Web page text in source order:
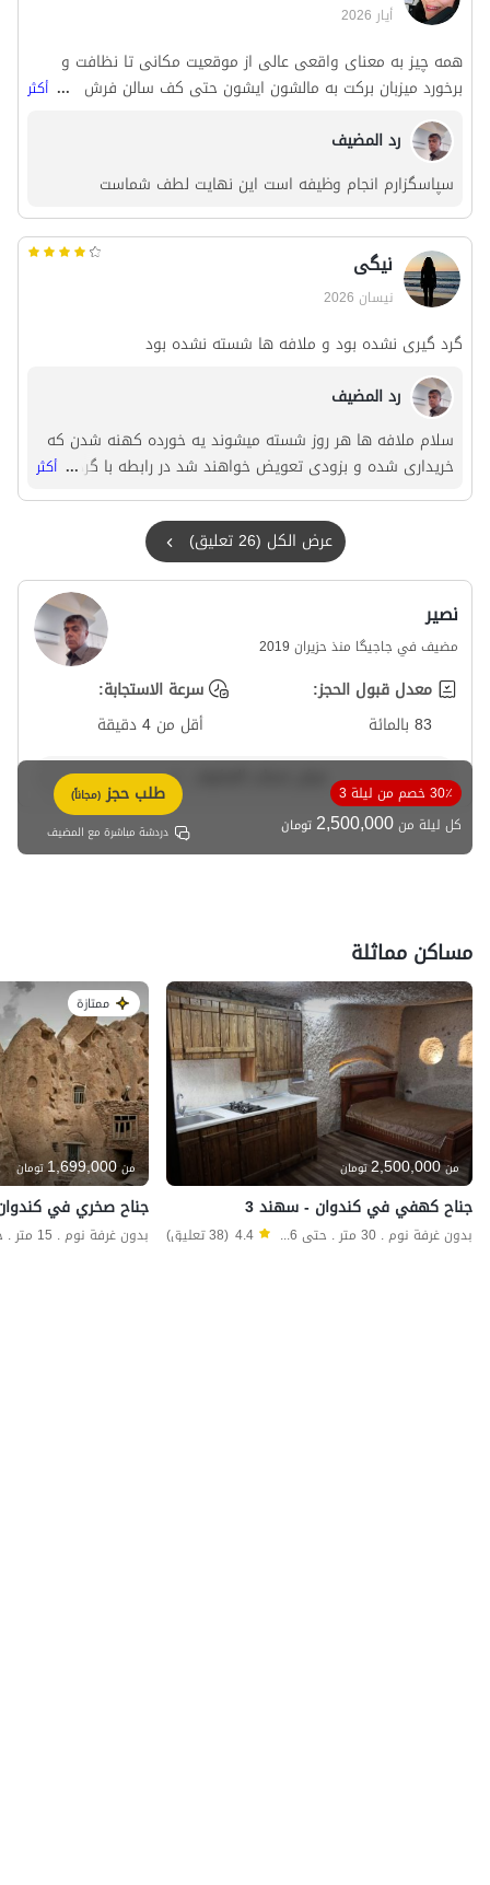
أيار 2026
همه چیز به معنای واقعی عالی از موقعیت مکانی تا نظافت و
برخورد میزبان برکت به مالشون ایشون حتی کف سالن فرش
دستبافت انداخته بودن این چیزی حز احترام به مهمان نیست
... أكثر
رد المضيف
سپاسگزارم انجام وظیفه است این نهایت لطف شماست
نیگی
نيسان 2026
گرد گیری نشده بود و ملافه ها شسته نشده بود
رد المضيف
سلام ملافه ها هر روز شسته میشوند یه خورده کهنه شدن که
خریداری شده و بزودی تعویض خواهند شد در رابطه با گردگیری
با توجه به اینکه اقامتگاه داخل کوه هست و بر روی صخره چیزی
زده نشده است داشتن گرد و غبار اجتناب ناپذیر است
... أكثر
عرض الكل (26 تعليق)
نصیر
مضيف في جاجیگا منذ حزيران 2019
معدل قبول الحجز:
83 بالمائة
سرعة الاستجابة:
أقل من 4 دقيقة
30٪ خصم من ليلة 3
كل ليلة من2,500,000تومان
طلب حجز (مجاناً)
دردشة مباشرة مع المضيف
مساكن مماثلة
من 2,500,000تومان
جناح كهفي في كندوان - سهند 3
بدون غرفة نوم . 30 متر . حتى 6 ضيف 4.4 (38 تعليق)
ممتازة
من 1,699,000تومان
جناح صخري في كندوان - 15 مترًا